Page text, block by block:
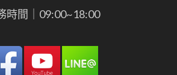
時間｜09:00~18:00